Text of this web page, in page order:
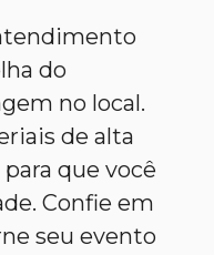
do
no local.
de alta
que você
Confie em
seu evento